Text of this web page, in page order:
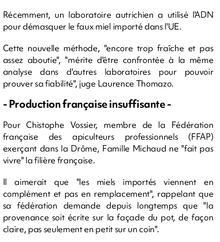
Récemment, un laboratoire autrichien a utilisé l'ADN
pour démasquer le faux miel importé dans l'UE.
Cette nouvelle méthode, "encore trop fraîche et pas
assez aboutie", "mérite d'être confrontée à la même
analyse dans d'autres laboratoires pour pouvoir
prouver sa fiabilité", juge Laurence Thomazo.
- Production française insuffisante -
Pour Chistophe Vossier, membre de la Fédération
française des apiculteurs professionnels (FFAP)
exerçant dans la Drôme, Famille Michaud ne "fait pas
vivre" la filière française.
Il aimerait que "les miels importés viennent en
complément et pas en remplacement", rappelant que
sa fédération demande depuis longtemps que "la
provenance soit écrite sur la façade du pot, de façon
claire, pas seulement en petit sur un coin".